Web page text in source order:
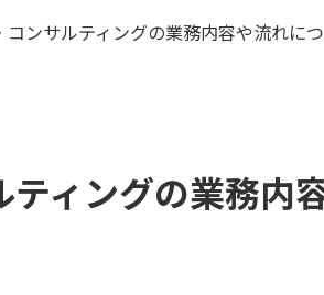
ンサルティングの業務内容や流れに
ィングの業務内